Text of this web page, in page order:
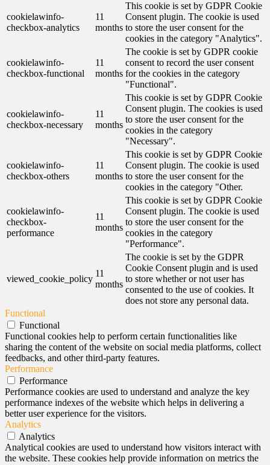
cookielawinfo-
checkbox-analytics
11
months
This cookie is set by GDPR Cookie
Consent plugin. The cookie is used
to store the user consent for the
cookies in the category "Analytics".
cookielawinfo-
checkbox-functional
11
months
The cookie is set by GDPR cookie
consent to record the user consent
for the cookies in the category
"Functional".
cookielawinfo-
checkbox-necessary
11
months
This cookie is set by GDPR Cookie
Consent plugin. The cookies is used
to store the user consent for the
cookies in the category
"Necessary".
cookielawinfo-
checkbox-others
11
months
This cookie is set by GDPR Cookie
Consent plugin. The cookie is used
to store the user consent for the
cookies in the category "Other.
cookielawinfo-
checkbox-
performance
11
months
This cookie is set by GDPR Cookie
Consent plugin. The cookie is used
to store the user consent for the
cookies in the category
"Performance".
viewed_cookie_policy
11
months
The cookie is set by the GDPR
Cookie Consent plugin and is used
to store whether or not user has
consented to the use of cookies. It
does not store any personal data.
Functional
Functional
Functional cookies help to perform certain functionalities like
sharing the content of the website on social media platforms, collect
feedbacks, and other third-party features.
Performance
Performance
Performance cookies are used to understand and analyze the key
performance indexes of the website which helps in delivering a
better user experience for the visitors.
Analytics
Analytics
Analytical cookies are used to understand how visitors interact with
the website. These cookies help provide information on metrics the